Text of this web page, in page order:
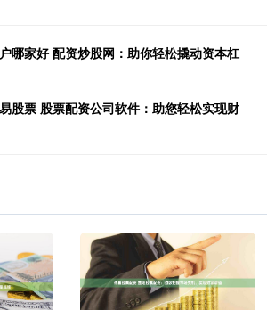
哪家好 配资炒股网：助你轻松撬动资本杠
股票 股票配资公司软件：助您轻松实现财